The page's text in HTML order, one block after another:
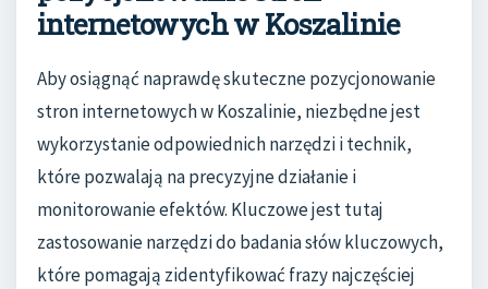
internetowych w Koszalinie
Aby osiągnąć naprawdę skuteczne pozycjonowanie
stron internetowych w Koszalinie, niezbędne jest
wykorzystanie odpowiednich narzędzi i technik,
które pozwalają na precyzyjne działanie i
monitorowanie efektów. Kluczowe jest tutaj
zastosowanie narzędzi do badania słów kluczowych,
które pomagają zidentyfikować frazy najczęściej